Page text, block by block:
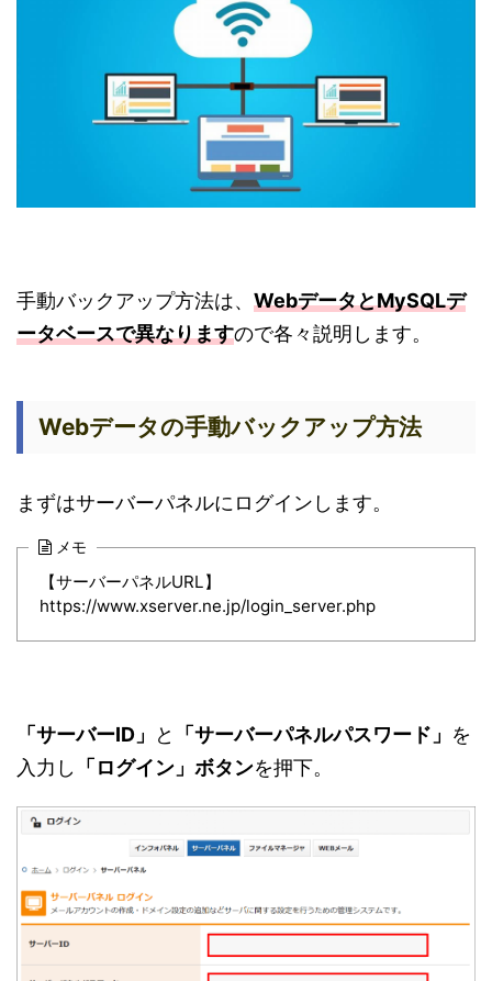
手動バックアップ方法は、 WebデータとMySQLデ
ータベースで異なりますので各々説明します。
Webデータの手動バックアップ方法
まずはサーバーパネルにログインします。
メモ
【サーバーパネルURL】
https://www.xserver.ne.jp/login_server.php
「サーバーID」 と 「サーバーパネルパスワード」 を
入力し
「ログイン」ボタンを押下。